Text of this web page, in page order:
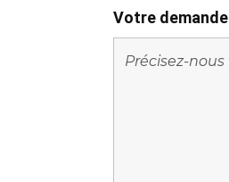
Votre demande